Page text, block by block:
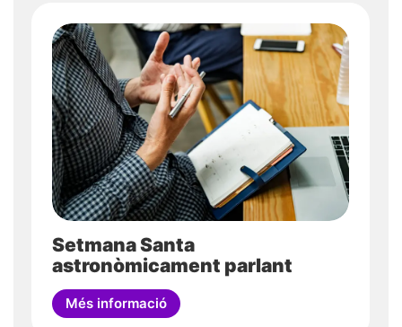
Setmana Santa
astronòmicament parlant
Més informació